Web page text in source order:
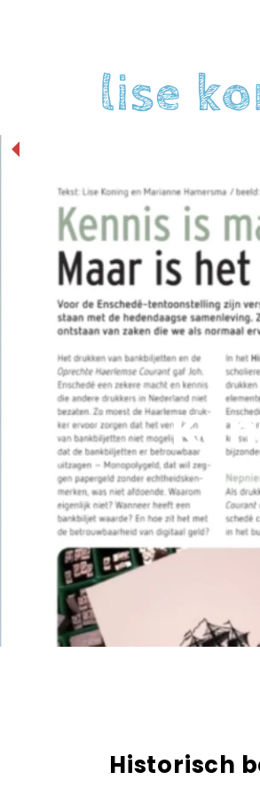
lise
Historisch